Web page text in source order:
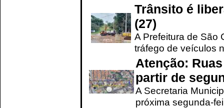
Trânsito é
(27)
A Prefeitura de São
tráfego de veículos
Atenção:
partir de
A Secretaria
próxima segunda-